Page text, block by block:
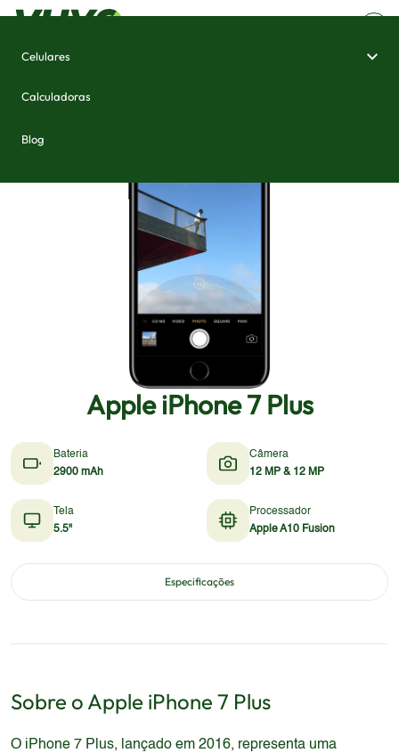
Celulares
Calculadoras
Blog
Apple iPhone 7 Plus
Bateria
2900 mAh
Câmera
12 MP & 12 MP
Tela
5.5"
Processador
Apple A10 Fusion
Especificações
Sobre o Apple iPhone 7 Plus
O iPhone 7 Plus, lançado em 2016, representa uma